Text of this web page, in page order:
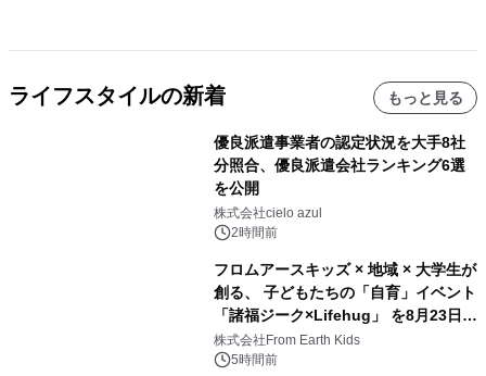
ライフスタイルの新着 もっと見る
優良派遣事業者の認定状況を大手8社
分照合、優良派遣会社ランキング6選
を公開
株式会社cielo azul
2時間前
フロムアースキッズ × 地域 × 大学生が
創る、 子どもたちの「自育」イベント
「諸福ジーク×Lifehug」 を8月23日
(日)開催
株式会社From Earth Kids
5時間前